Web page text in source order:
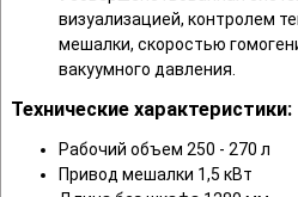
визуализацией, контролем
мешалки, скоростью
вакуумного давления.
Технические характеристики:
Рабочий объем 250 - 270 л
Привод мешалки 1,5 кВт